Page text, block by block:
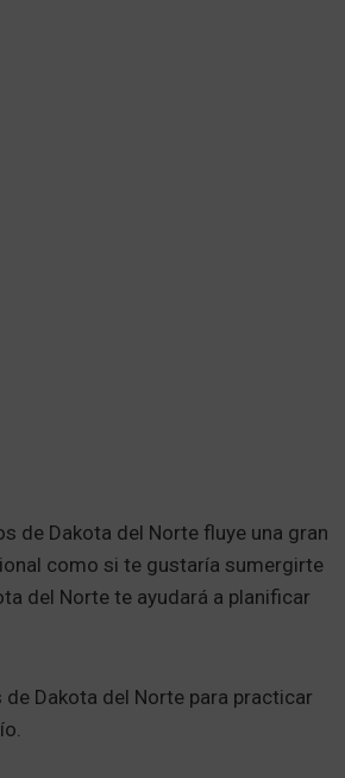
de Dakota del Norte fluye una gran
como si te gustaría sumergirte
del Norte te ayudará a planificar
Dakota del Norte para practicar